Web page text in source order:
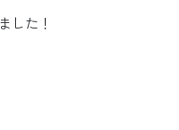
した！